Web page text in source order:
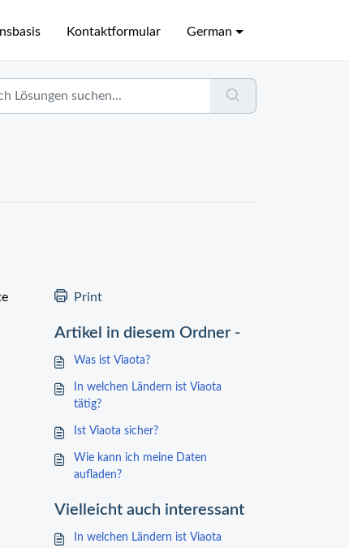
Kontaktformular German
Print
Artikel in diesem Ordner -
Was ist Viaota?
In welchen Ländern ist Viaota
tätig?
Ist Viaota sicher?
Wie kann ich meine Daten
aufladen?
Vielleicht auch interessant
In welchen Ländern ist Viaota